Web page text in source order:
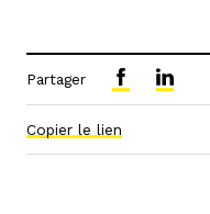
Partager
Copier le lien